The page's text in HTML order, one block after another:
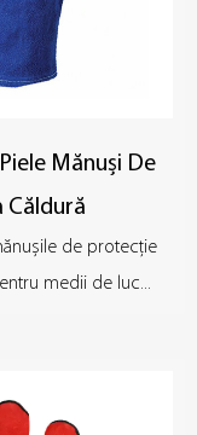
Mănuși De
Căldură
de protecție
medii de luc...